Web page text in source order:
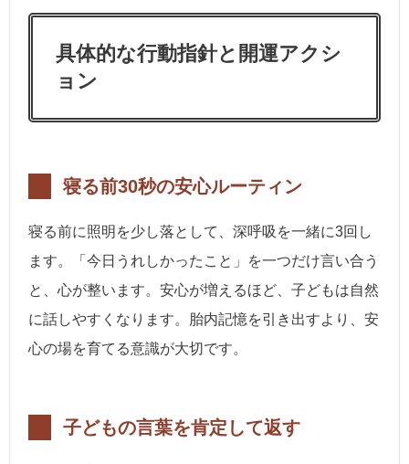
具体的な行動指針と開運アクシ
ョン
寝る前30秒の安心ルーティン
寝る前に照明を少し落として、深呼吸を一緒に3回し
ます。「今日うれしかったこと」を一つだけ言い合う
と、心が整います。安心が増えるほど、子どもは自然
に話しやすくなります。胎内記憶を引き出すより、安
心の場を育てる意識が大切です。
子どもの言葉を肯定して返す